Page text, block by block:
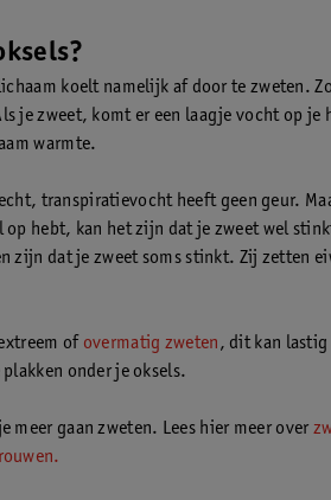
koelt namelijk af door te zweten.
je zweet, komt er een laagje vocht op je
warmte.
transpiratievocht heeft geen geur.
hebt, kan het zijn dat je zweet wel
zijn dat je zweet soms stinkt. Zij zetten
of overmatig zweten, dit kan
onder je oksels.
meer gaan zweten. Lees hier meer over